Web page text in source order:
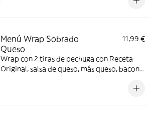
Menú Wrap Sobrado
Queso
11,99 €
Wrap con 2 tiras de pechuga con Receta
Original, salsa de queso, más queso, bacon y